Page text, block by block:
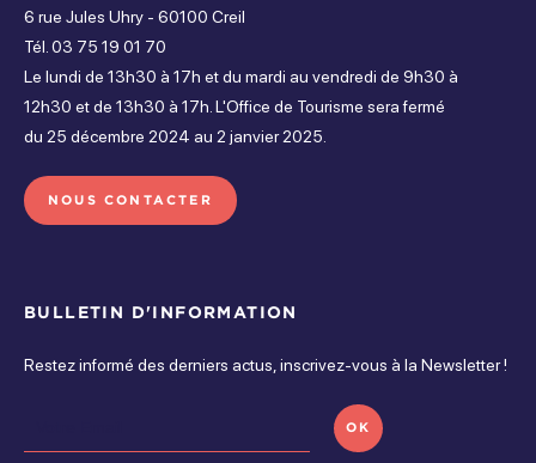
Samedi
Dimanche
3 jours
285 €
3 jours, habitant ACSO
6 rue Jules Uhry - 60100 Creil
Tél. 03 75 19 01 70
Le lundi de 13h30 à 17h et du mardi au vendredi de 9h30 à
12h30 et de 13h30 à 17h. L'Office de Tourisme sera fermé
du 25 décembre 2024 au 2 janvier 2025.
NOUS CONTACTER
BULLETIN D'INFORMATION
Restez informé des derniers actus, inscrivez-vous à la Newsletter !
OK